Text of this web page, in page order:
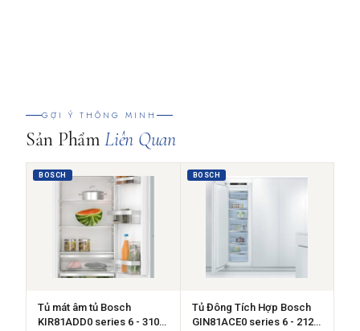
GỢI Ý THÔNG MINH
Sản PhẩmLiên Quan
BOSCH
Tủ mát âm tủ Bosch
KIR81ADD0 series 6 - 310
BOSCH
Tủ Đông Tích Hợp Bosch
GIN81ACE0 series 6 - 212